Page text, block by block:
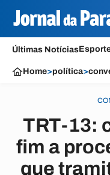
Últimas Notícias
Home>política>
TRT-13:
fim a
que